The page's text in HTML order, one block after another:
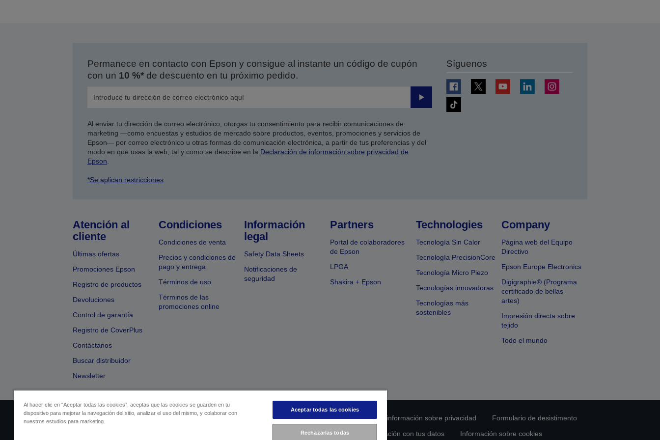
Permanece en contacto con Epson y consigue al instante un código de cupón
con un 10 %*de descuento en tu próximo pedido.
Enviar
Al enviar tu dirección de correo electrónico, otorgas tu consentimiento para recibir comunicaciones de
marketing —como encuestas y estudios de mercado sobre productos, eventos, promociones y servicios de
Epson— por correo electrónico u otras formas de comunicación electrónica, a partir de tus preferencias y del
modo en que usas la web, tal y como se describe en la Declaración de información sobre privacidad de
Epson.
*Se aplican restricciones
Síguenos
Atención al
cliente
Últimas ofertas
Promociones Epson
Registro de productos
Devoluciones
Control de garantía
Registro de CoverPlus
Contáctanos
Buscar distribuidor
Newsletter
Condiciones
Condiciones de venta
Precios y condiciones de
pago y entrega
Términos de uso
Términos de las
promociones online
Información
legal
Safety Data Sheets
Notificaciones de
seguridad
Partners
Portal de colaboradores
de Epson
LPGA
Shakira + Epson
Technologies
Tecnología Sin Calor
Tecnología PrecisionCore
Tecnología Micro Piezo
Tecnologías innovadoras
Tecnologías más
sostenibles
Company
Página web del Equipo
Directivo
Epson Europe Electronics
Digigraphie® (Programa
certificado de bellas
artes)
Impresión directa sobre
tejido
Todo el mundo
Identificación del vendedor Identificación de cumplimiento de los productos Declaración de información sobre privacidad
Formulario de desistimento
Ponte en contacto con nosotros en relación con tus datos Información sobre cookies
Al hacer clic en “Aceptar todas las cookies”, aceptas que las cookies se guarden en tu
dispositivo para mejorar la navegación del sitio, analizar el uso del mismo, y colaborar con
nuestros estudios para marketing.
Aceptar todas las cookies
Rechazarlas todas